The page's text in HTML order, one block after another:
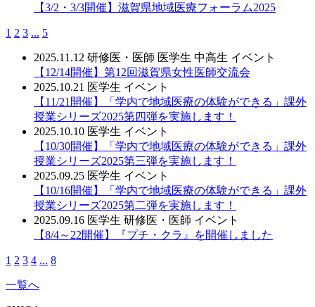
【3/2・3/3開催】滋賀県地域医療フォーラム2025
1 2 3 ... 5
2025.11.12 研修医・医師 医学生 中高生 イベント
【12/14開催】第12回滋賀県女性医師交流会
2025.10.21 医学生 イベント
【11/21開催】「学内で地域医療の体験ができる」課外
授業シリーズ2025第四弾を実施します！
2025.10.10 医学生 イベント
【10/30開催】「学内で地域医療の体験ができる」課外
授業シリーズ2025第三弾を実施します！
2025.09.25 医学生 イベント
【10/16開催】「学内で地域医療の体験ができる」課外
授業シリーズ2025第二弾を実施します！
2025.09.16 医学生 研修医・医師 イベント
【8/4～22開催】『プチ・クラ』を開催しました
1 2 3 4 ... 8
一覧へ